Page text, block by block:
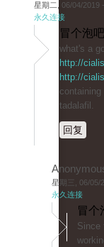
星期二, 06/04/2019
永久连接
冒个泡
what's a
http://
http://
containing
tadalafil.
回复
星期三, 06/05/
永久连接
冒个
Since